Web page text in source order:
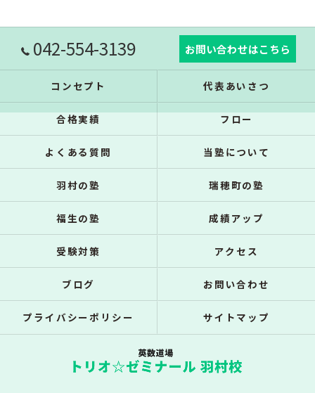
042-554-3139 お問い合わせはこちら
コンセプト 代表あいさつ
合格実績 フロー
よくある質問 当塾について
羽村の塾 瑞穂町の塾
福生の塾 成績アップ
受験対策 アクセス
ブログ お問い合わせ
プライバシーポリシー サイトマップ